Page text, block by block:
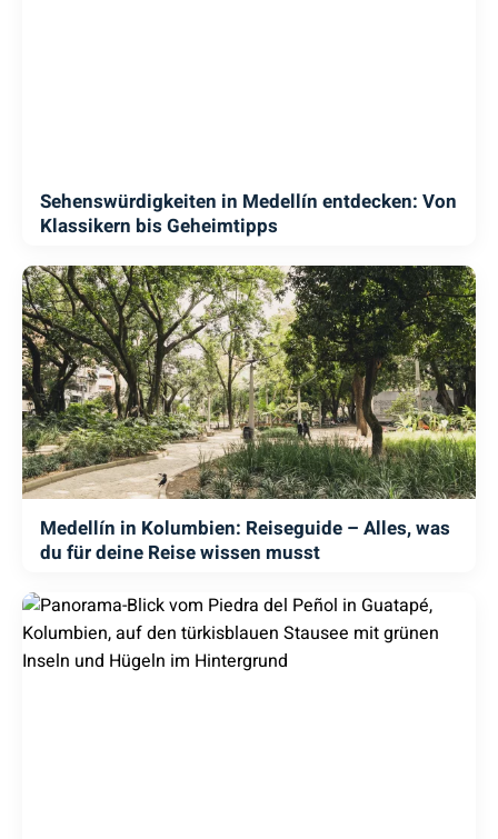
Sehenswürdigkeiten in Medellín entdecken: Von
Klassikern bis Geheimtipps
Medellín in Kolumbien: Reiseguide – Alles, was
du für deine Reise wissen musst